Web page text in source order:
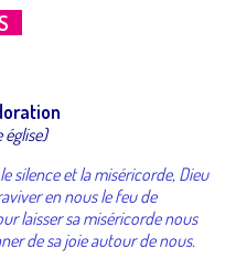
église)
silence et la miséricorde, Dieu
en nous le feu de
laisser sa miséricorde nous
de sa joie autour de nous.